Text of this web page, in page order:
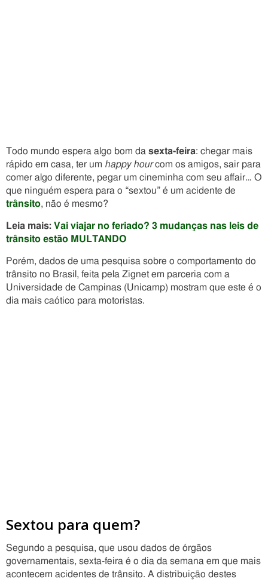
Todo mundo espera algo bom da sexta-feira: chegar mais
rápido em casa, ter um happy hourcom os amigos, sair para
comer algo diferente, pegar um cineminha com seu affair… O
que ninguém espera para o “sextou” é um acidente de
trânsito, não é mesmo?
Leia mais: Vai viajar no feriado? 3 mudanças nas leis de
trânsito estão MULTANDO
Porém, dados de uma pesquisa sobre o comportamento do
trânsito no Brasil, feita pela Zignet em parceria com a
Universidade de Campinas (Unicamp) mostram que este é o
dia mais caótico para motoristas.
Sextou para quem?
Segundo a pesquisa, que usou dados de órgãos
governamentais, sexta-feira é o dia da semana em que mais
acontecem acidentes de trânsito. A distribuição destes